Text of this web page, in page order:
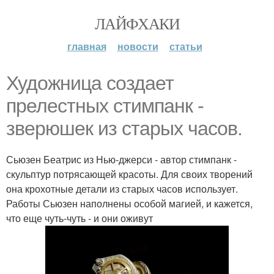
ЛАЙФХАКИ
главная новости статьи
Художница создает
прелестных стимпанк -
зверюшек из старых часов.
Сьюзен Беатрис из Нью-джерси - автор стимпанк -
скульптур потрясающей красоты. Для своих творений
она крохотные детали из старых часов использует.
Работы Сьюзен наполнены особой магией, и кажется,
что еще чуть-чуть - и они оживут